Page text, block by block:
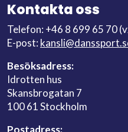
Kontakta oss
Telefon: +46 8 699 65 70
E-post:
Besöksadress:
Idrotten hus
Skansbrogatan 7
100 61 Stockholm
Postadress: